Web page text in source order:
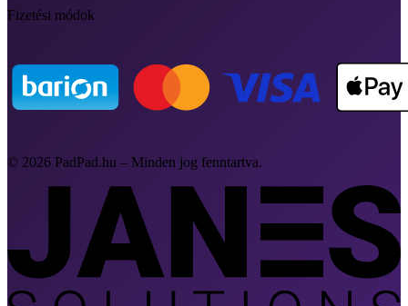
Fizetési módok
© 2026 PadPad.hu – Minden jog fenntartva.